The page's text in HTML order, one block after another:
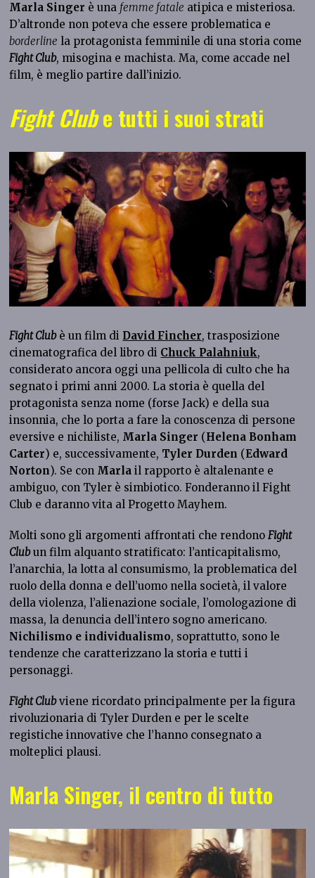
Marla Singer è una femme fatale atipica e misteriosa.
D’altronde non poteva che essere problematica e
borderline la protagonista femminile di una storia come
Fight Club, misogina e machista. Ma, come accade nel
film, è meglio partire dall’inizio.
Fight Clube tutti i suoi strati
Fight Clubè un film di David Fincher, trasposizione
cinematografica del libro di Chuck Palahniuk,
considerato ancora oggi una pellicola di culto che ha
segnato i primi anni 2000. La storia è quella del
protagonista senza nome (forse Jack) e della sua
insonnia, che lo porta a fare la conoscenza di persone
eversive e nichiliste, Marla Singer (Helena Bonham
Carter) e, successivamente, Tyler Durden (Edward
Norton). Se con Marla il rapporto è altalenante e
ambiguo, con Tyler è simbiotico. Fonderanno il Fight
Club e daranno vita al Progetto Mayhem.
Molti sono gli argomenti affrontati che rendonoFight
Clubun film alquanto stratificato: l’anticapitalismo,
l’anarchia, la lotta al consumismo, la problematica del
ruolo della donna e dell’uomo nella società, il valore
della violenza, l’alienazione sociale, l’omologazione di
massa, la denuncia dell’intero sogno americano.
Nichilismo e individualismo, soprattutto, sono le
tendenze che caratterizzano la storia e tutti i
personaggi.
Fight Club viene ricordato principalmente per la figura
rivoluzionaria di Tyler Durden e per le scelte
registiche innovative che l’hanno consegnato a
molteplici plausi.
Marla Singer, il centro di tutto